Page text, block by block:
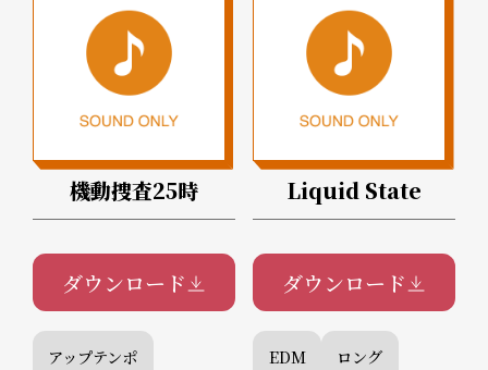
機動捜査25時
ダウンロード
アップテンポ
Liquid State
ダウンロード
EDM ロング